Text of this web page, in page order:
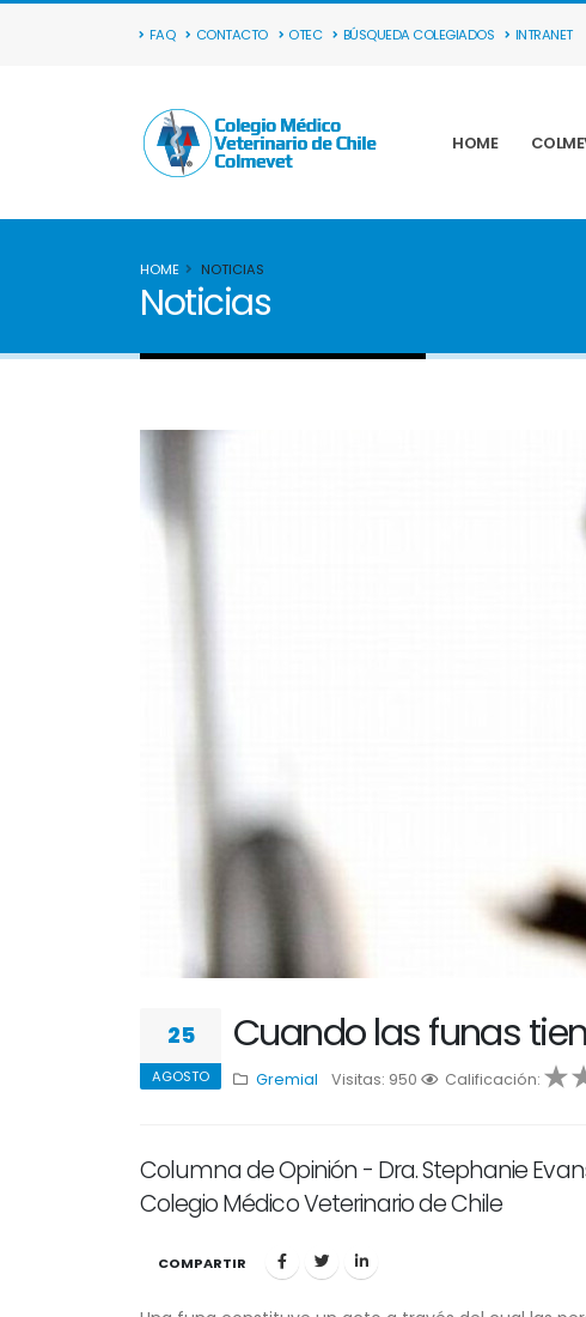
FAQ CONTACTO OTEC BÚSQUEDA COLEGIADOS INTRANET
HOME
HOME NOTICIAS
Noticias
25
AGOSTO
Cuando las funas
Gremial Visitas: 950 Calificación:
1 2 3 4 5
Columna de Opinión - Dra. Stephanie
Colegio Médico Veterinario de Chile
COMPARTIR